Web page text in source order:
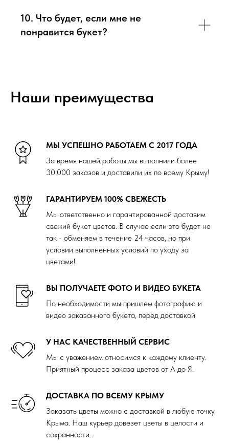
10. Что будет, если мне не
понравится букет?
Наши преимущества
МЫ УСПЕШНО РАБОТАЕМ С 2017 ГОДА
За время нашей работы мы выполнили более
30.000 заказов и доставили их по всему Крыму!
ГАРАНТИРУЕМ 100% СВЕЖЕСТЬ
Мы ответственно и гарантированной доставим
свежий букет цветов. В случае если это будет не
так - обменяем в течение 24 часов, но при
условии выполненных условий по уходу за
цветами!
ВЫ ПОЛУЧАЕТЕ ФОТО И ВИДЕО БУКЕТА
По необходимости мы пришлем фотографию и
видео заказанного букета, перед доставкой.
У НАС КАЧЕСТВЕННЫЙ СЕРВИС
Мы с уважением относимся к каждому клиенту.
Приятный процесс заказа цветов от А до Я.
ДОСТАВКА ПО ВСЕМУ КРЫМУ
Заказать цветы можно с доставкой в любую точку
Крыма. Наш курьер довезет цветы в целости и
сохранности.